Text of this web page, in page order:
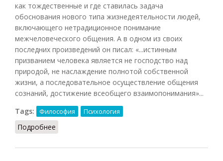
как тождественные и где ставилась задача
обоснования нового типа жизнедеятельности людей,
включающего нетрадиционное понимание
межчеловеческого общения. А в одном из своих
последних произведений он писал: «...истинным
призванием человека является не господство над
природой, не наслаждение полнотой собственной
жизни, а последовательное осуществление общения
сознаний, достижение всеобщего взаимопонимания»...
Tags:
Философия Психология
Подробнее